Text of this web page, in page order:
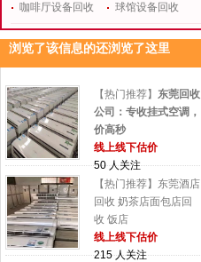
咖啡厅设备回收
球馆设备回收
浏览了该信息的还浏览了这里
【热门推荐】 东莞回收
公司：专收挂式空调，
价高秒
线上线下估价
50 人关注
【热门推荐】东莞酒店
回收 奶茶店面包店回
收 饭店
线上线下估价
215 人关注